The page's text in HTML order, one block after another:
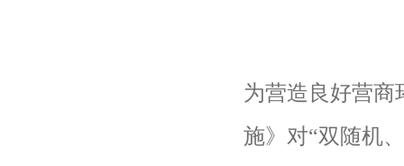
为营造良好营商
施》对“双随机